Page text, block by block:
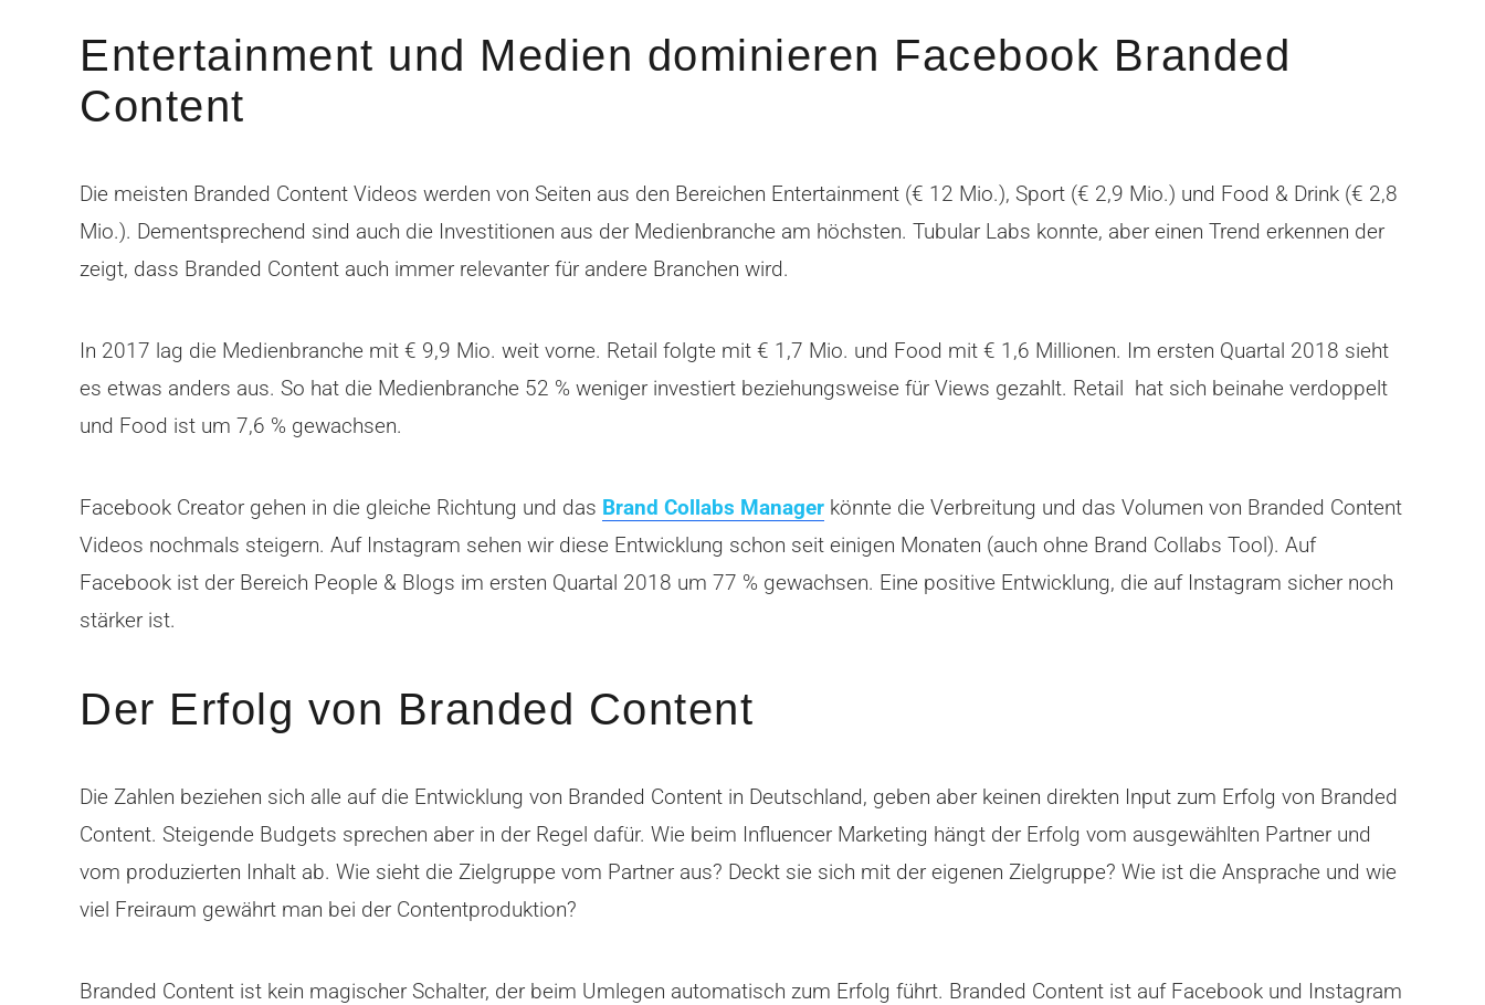
Entertainment und Medien dominieren Facebook Branded
Content
Die meisten Branded Content Videos werden von Seiten aus den Bereichen Entertainment (€ 12 Mio.), Sport (€ 2,9 Mio.) und Food & Drink (€ 2,8
Mio.). Dementsprechend sind auch die Investitionen aus der Medienbranche am höchsten. Tubular Labs konnte, aber einen Trend erkennen der
zeigt, dass Branded Content auch immer relevanter für andere Branchen wird.
In 2017 lag die Medienbranche mit € 9,9 Mio. weit vorne. Retail folgte mit € 1,7 Mio. und Food mit € 1,6 Millionen. Im ersten Quartal 2018 sieht
es etwas anders aus. So hat die Medienbranche 52 % weniger investiert beziehungsweise für Views gezahlt. Retail hat sich beinahe verdoppelt
und Food ist um 7,6 % gewachsen.
Facebook Creator gehen in die gleiche Richtung und das Brand Collabs Manager könnte die Verbreitung und das Volumen von Branded Content
Videos nochmals steigern. Auf Instagram sehen wir diese Entwicklung schon seit einigen Monaten (auch ohne Brand Collabs Tool). Auf
Facebook ist der Bereich People & Blogs im ersten Quartal 2018 um 77 % gewachsen. Eine positive Entwicklung, die auf Instagram sicher noch
stärker ist.
Der Erfolg von Branded Content
Die Zahlen beziehen sich alle auf die Entwicklung von Branded Content in Deutschland, geben aber keinen direkten Input zum Erfolg von Branded
Content. Steigende Budgets sprechen aber in der Regel dafür. Wie beim Influencer Marketing hängt der Erfolg vom ausgewählten Partner und
vom produzierten Inhalt ab. Wie sieht die Zielgruppe vom Partner aus? Deckt sie sich mit der eigenen Zielgruppe? Wie ist die Ansprache und wie
viel Freiraum gewährt man bei der Contentproduktion?
Branded Content ist kein magischer Schalter, der beim Umlegen automatisch zum Erfolg führt. Branded Content ist auf Facebook und Instagram